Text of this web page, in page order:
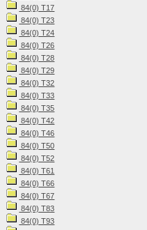
84(0) Т17
84(0) Т23
84(0) Т24
84(0) Т26
84(0) Т28
84(0) Т29
84(0) Т32
84(0) Т33
84(0) Т35
84(0) Т42
84(0) Т46
84(0) Т50
84(0) Т52
84(0) Т61
84(0) Т66
84(0) Т67
84(0) Т83
84(0) Т93